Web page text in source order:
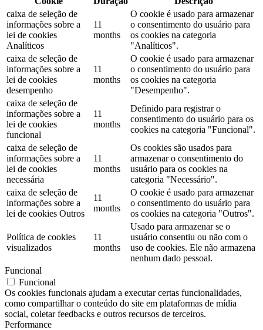
caixa de seleção de
informações sobre a
lei de cookies
Analíticos
11
months
O cookie é usado para armazenar
o consentimento do usuário para
os cookies na categoria
"Analíticos".
caixa de seleção de
informações sobre a
lei de cookies
desempenho
11
months
O cookie é usado para armazenar
o consentimento do usuário para
os cookies na categoria
"Desempenho".
caixa de seleção de
informações sobre a
lei de cookies
funcional
11
months
Definido para registrar o
consentimento do usuário para os
cookies na categoria "Funcional".
caixa de seleção de
informações sobre a
lei de cookies
necessária
11
months
Os cookies são usados ​​para
armazenar o consentimento do
usuário para os cookies na
categoria "Necessário".
caixa de seleção de
informações sobre a
lei de cookies Outros
11
months
O cookie é usado para armazenar
o consentimento do usuário para
os cookies na categoria "Outros".
Política de cookies
visualizados
11
months
Usado para armazenar se o
usuário consentiu ou não com o
uso de cookies. Ele não armazena
nenhum dado pessoal.
Funcional
Funcional
Os cookies funcionais ajudam a executar certas funcionalidades,
como compartilhar o conteúdo do site em plataformas de mídia
social, coletar feedbacks e outros recursos de terceiros.
Performance